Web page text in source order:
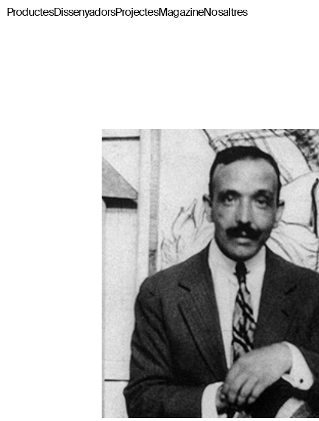
ProductesDissenyadorsProjectesMagazineNosaltres